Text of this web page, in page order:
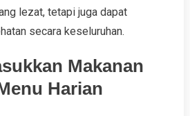
lezat, tetapi juga dapat
secara keseluruhan.
Makanan
Harian